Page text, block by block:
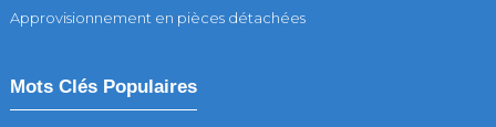
Approvisionnement en pièces détachées
Mots Clés Populaires